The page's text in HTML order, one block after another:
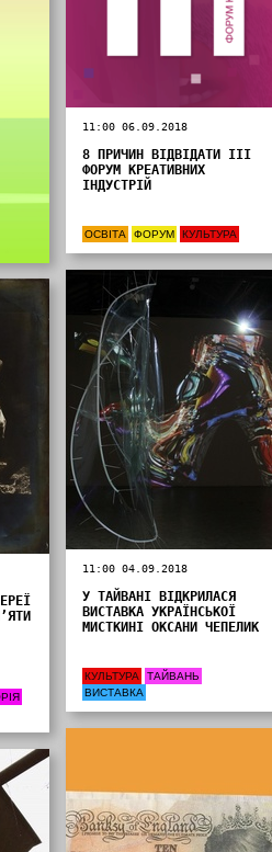
11:00 06.09.2018
8 ПРИЧИН ВІДВІДАТИ ІІІ
ФОРУМ КРЕАТИВНИХ
ІНДУСТРІЙ
ОСВІТА ФОРУМ КУЛЬТУРА
11:00 04.09.2018
У ТАЙВАНІ ВІДКРИЛАСЯ
ВИСТАВКА УКРАЇНСЬКОЇ
МИСТКИНІ ОКСАНИ ЧЕПЕЛИК
КУЛЬТУРА
ТАЙВАНЬ
ВИСТАВКА